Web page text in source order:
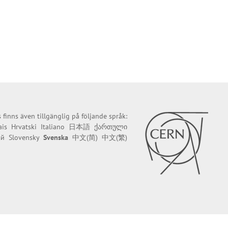
finns även tillgänglig på följande språk:
Hrvatski Italiano 日本語 ქართული
Slovensky Svenska 中文(简) 中文(繁)